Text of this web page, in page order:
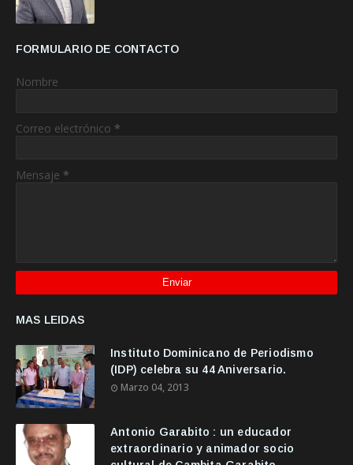
FORMULARIO DE CONTACTO
Nombre
Correo electrónico *
Mensaje *
MAS LEIDAS
Instituto Dominicano de Periodismo
(IDP) celebra su 44 Aniversario.
Marzo 04, 2013
Antonio Garabito : un educador
extraordinario y animador socio